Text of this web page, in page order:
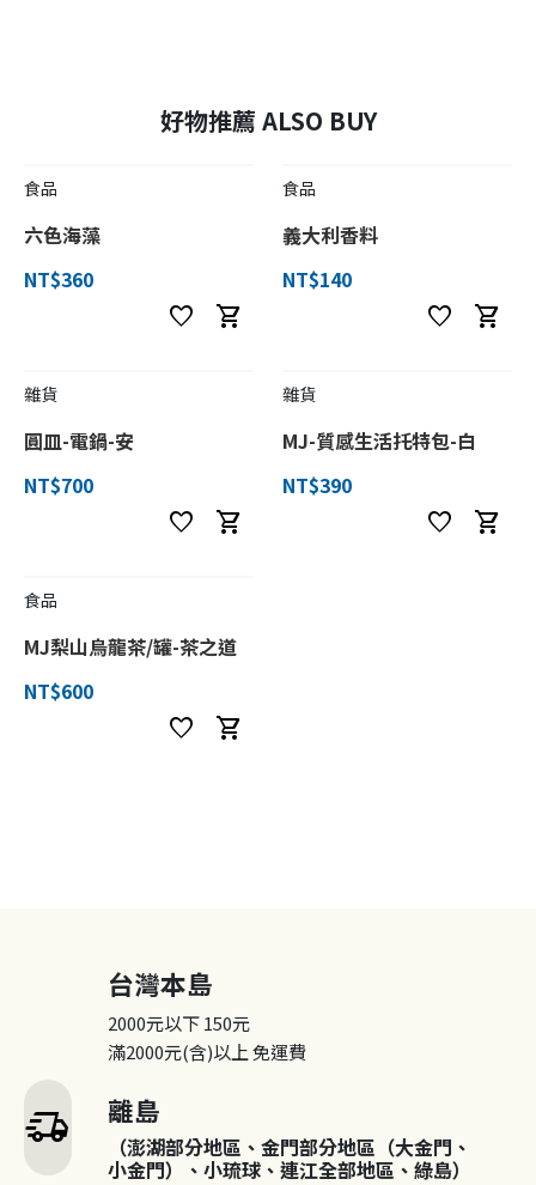
好物推薦 ALSO BUY
食品
六色海藻
NT$360
favorite shopping_cart
食品
義大利香料
NT$140
favorite shopping_cart
雜貨
圓皿-電鍋-安
NT$700
favorite shopping_cart
雜貨
MJ-質感生活托特包-白
NT$390
favorite shopping_cart
食品
MJ梨山烏龍茶/罐-茶之道
NT$600
favorite shopping_cart
delivery_truck_speed
台灣本島
2000元以下150元
滿2000元(含)以上免運費
離島
（澎湖部分地區、金門部分地區（大金門、
小金門）、小琉球、連江全部地區、綠島）